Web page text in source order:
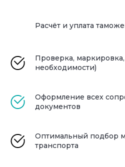
Расчёт и уплата
Проверка,
необходимости)
Оформление всех
документов
Оптимальный подбор
транспорта
подходит для следующих
доставок и заказчиков:
через одного персонального
менеджера
опыта в оформлении сборных